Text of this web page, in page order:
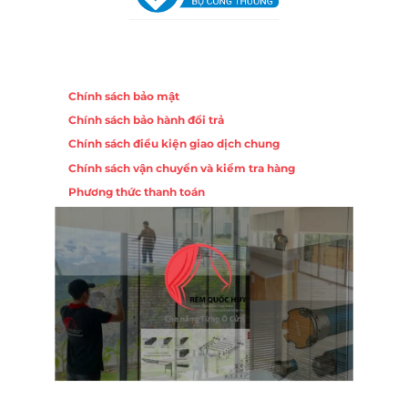
Chính sách bảo mật
Chính sách bảo hành đổi trả
Chính sách điều kiện giao dịch chung
Chính sách vận chuyển và kiểm tra hàng
Phương thức thanh toán